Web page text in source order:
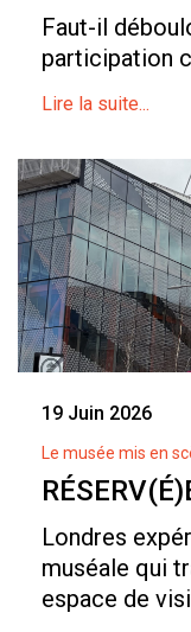
Faut-il
participation
Lire la suite...
19 Juin 2026
Le musée mis en
Londres
muséale qui
espace de